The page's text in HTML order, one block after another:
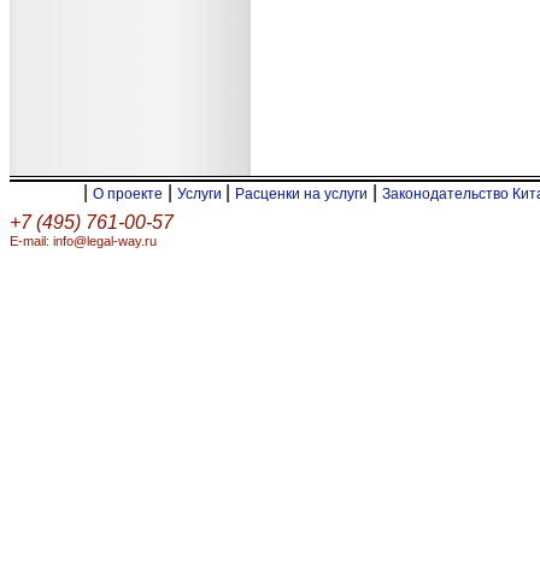
О проекте Услуги Расценки на услуги Законодательство
+7 (495) 761-00-57
E-mail: info@legal-way.ru